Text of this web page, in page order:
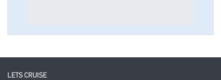
LETS CRUISE